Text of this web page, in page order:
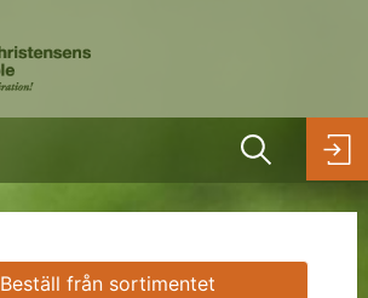
Beställ från sortimentet